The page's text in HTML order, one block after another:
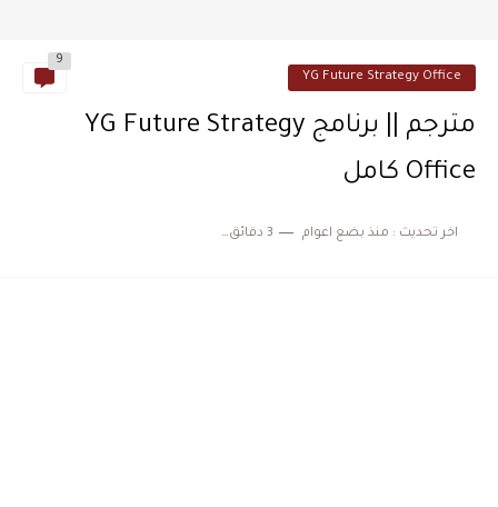
YG Future Strategy Office
9
مترجم || برنامج YG Future Strategy
Office كامل
اخر تحديث : منذ بضع اعوام 3 دقائق للقراءة